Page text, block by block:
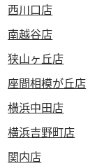
西川口店
南越谷店
狭山ヶ丘店
座間相模が丘店
横浜中田店
横浜吉野町店
関内店